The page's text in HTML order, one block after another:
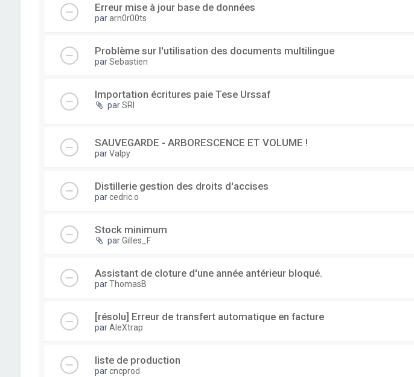
Erreur mise à jour base de données
pararn0r00ts
Problème sur l'utilisation des documents multilingue
parSebastien
Importation écritures paie Tese Urssaf
parSRI
SAUVEGARDE - ARBORESCENCE ET VOLUME !
parValpy
Distillerie gestion des droits d'accises
parcedric.o
Stock minimum
parGilles_F
Assistant de cloture d'une année antérieur bloqué.
parThomasB
[résolu] Erreur de transfert automatique en facture
parAleXtrap
liste de production
parcncprod